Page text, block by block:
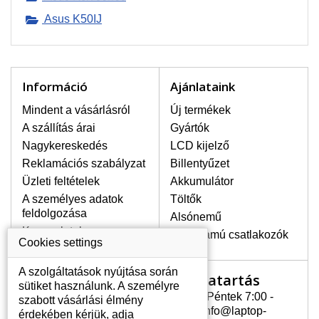
kijelzőket tartunk, amelyek a
jótállás egész ideje alatt a pixelek
hibásodása nélkül, teljesítik az
A+ minőségi kategória igényes
HOGYAN TUDJA MEGÁLLAPÍTANI
MILYEN KIJELZŐ SZÜKSÉGES A
LAPTOPJÁHOZ?
A kijelzőt a laptop modeljle alapján lehet
kikeresni, amely megjelölés megtalálható
a laptop alulsó részén található címkén
vagy az akkumulátor alatt. Rendszerint
ábrázolva van egy keretben vagy a
billentyűzetnél a vázon is. Abban az
esetben, amennyiben a sérült vagy
megrepedt kijelző le van szerelve, a típus
megjelölését megtalálhatja a kijelző
Asus K50IJ
Információ
Mindent a vásárlásról
A szállítás árai
Nagykereskedés
Reklamációs szabályzat
Üzleti feltételek
A személyes adatok
feldolgozása
Kapcsolatok
Ajánlataink
Új termékek
Gyártók
LCD kijelző
Billentyűzet
Akkumulátor
Töltők
Alsónemű
Erősáramú csatlakozók
Az Ön számlája
Az Ön számlája
Nyitvatartás
Hétfõ - Péntek 7:00 -
15:30 info@laptop-
Cookies settings
A szolgáltatások nyújtása során
sütiket használunk. A személyre
szabott vásárlási élmény
érdekében kérjük, adja